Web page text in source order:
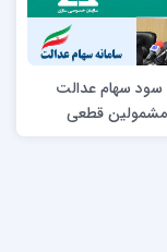
سود سهام عدالت
مشمولین قطعی
است